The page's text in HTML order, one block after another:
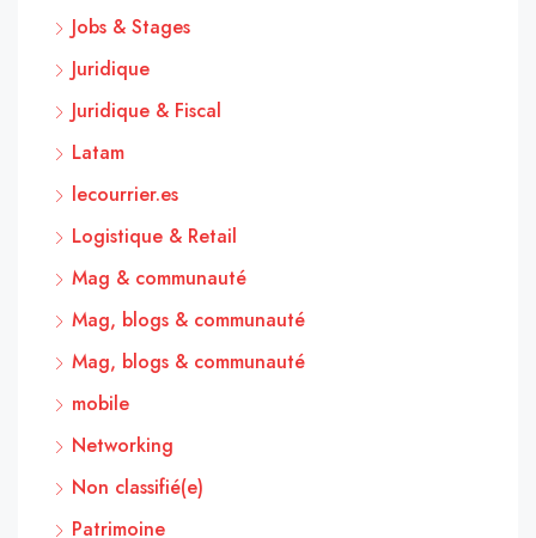
Jobs & Stages
Juridique
Juridique & Fiscal
Latam
lecourrier.es
Logistique & Retail
Mag & communauté
Mag, blogs & communauté
Mag, blogs & communauté
mobile
Networking
Non classifié(e)
Patrimoine